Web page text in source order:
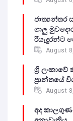
ජාත්‍යන්තර
ගාලු
රියැදුරන්ට
August
ශ්‍රී
ප්‍රාන්තයේ
August
අද